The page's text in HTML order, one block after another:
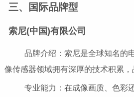
三、国际品牌型
索尼(中国)有限公司
品牌介绍：索尼是全球知名的电
像传感器领域拥有深厚的技术积累，
专业能力：在成像画质、色彩还